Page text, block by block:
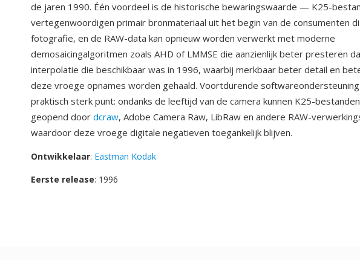
de jaren 1990. Één voordeel is de historische bewaringswaarde — K25-
vertegenwoordigen primair bronmateriaal uit het begin van de consumenten
fotografie, en de RAW-data kan opnieuw worden verwerkt met moderne
demosaicingalgoritmen zoals AHD of LMMSE die aanzienlijk beter presteren
interpolatie die beschikbaar was in 1996, waarbij merkbaar beter detail en
deze vroege opnames worden gehaald. Voortdurende
praktisch sterk punt: ondanks de leeftijd van de camera kunnen K25-
geopend door dcraw, Adobe Camera Raw, LibRaw en andere RAW-
waardoor deze vroege digitale negatieven toegankelijk blijven.
Ontwikkelaar: Eastman Kodak
Eerste release: 1996